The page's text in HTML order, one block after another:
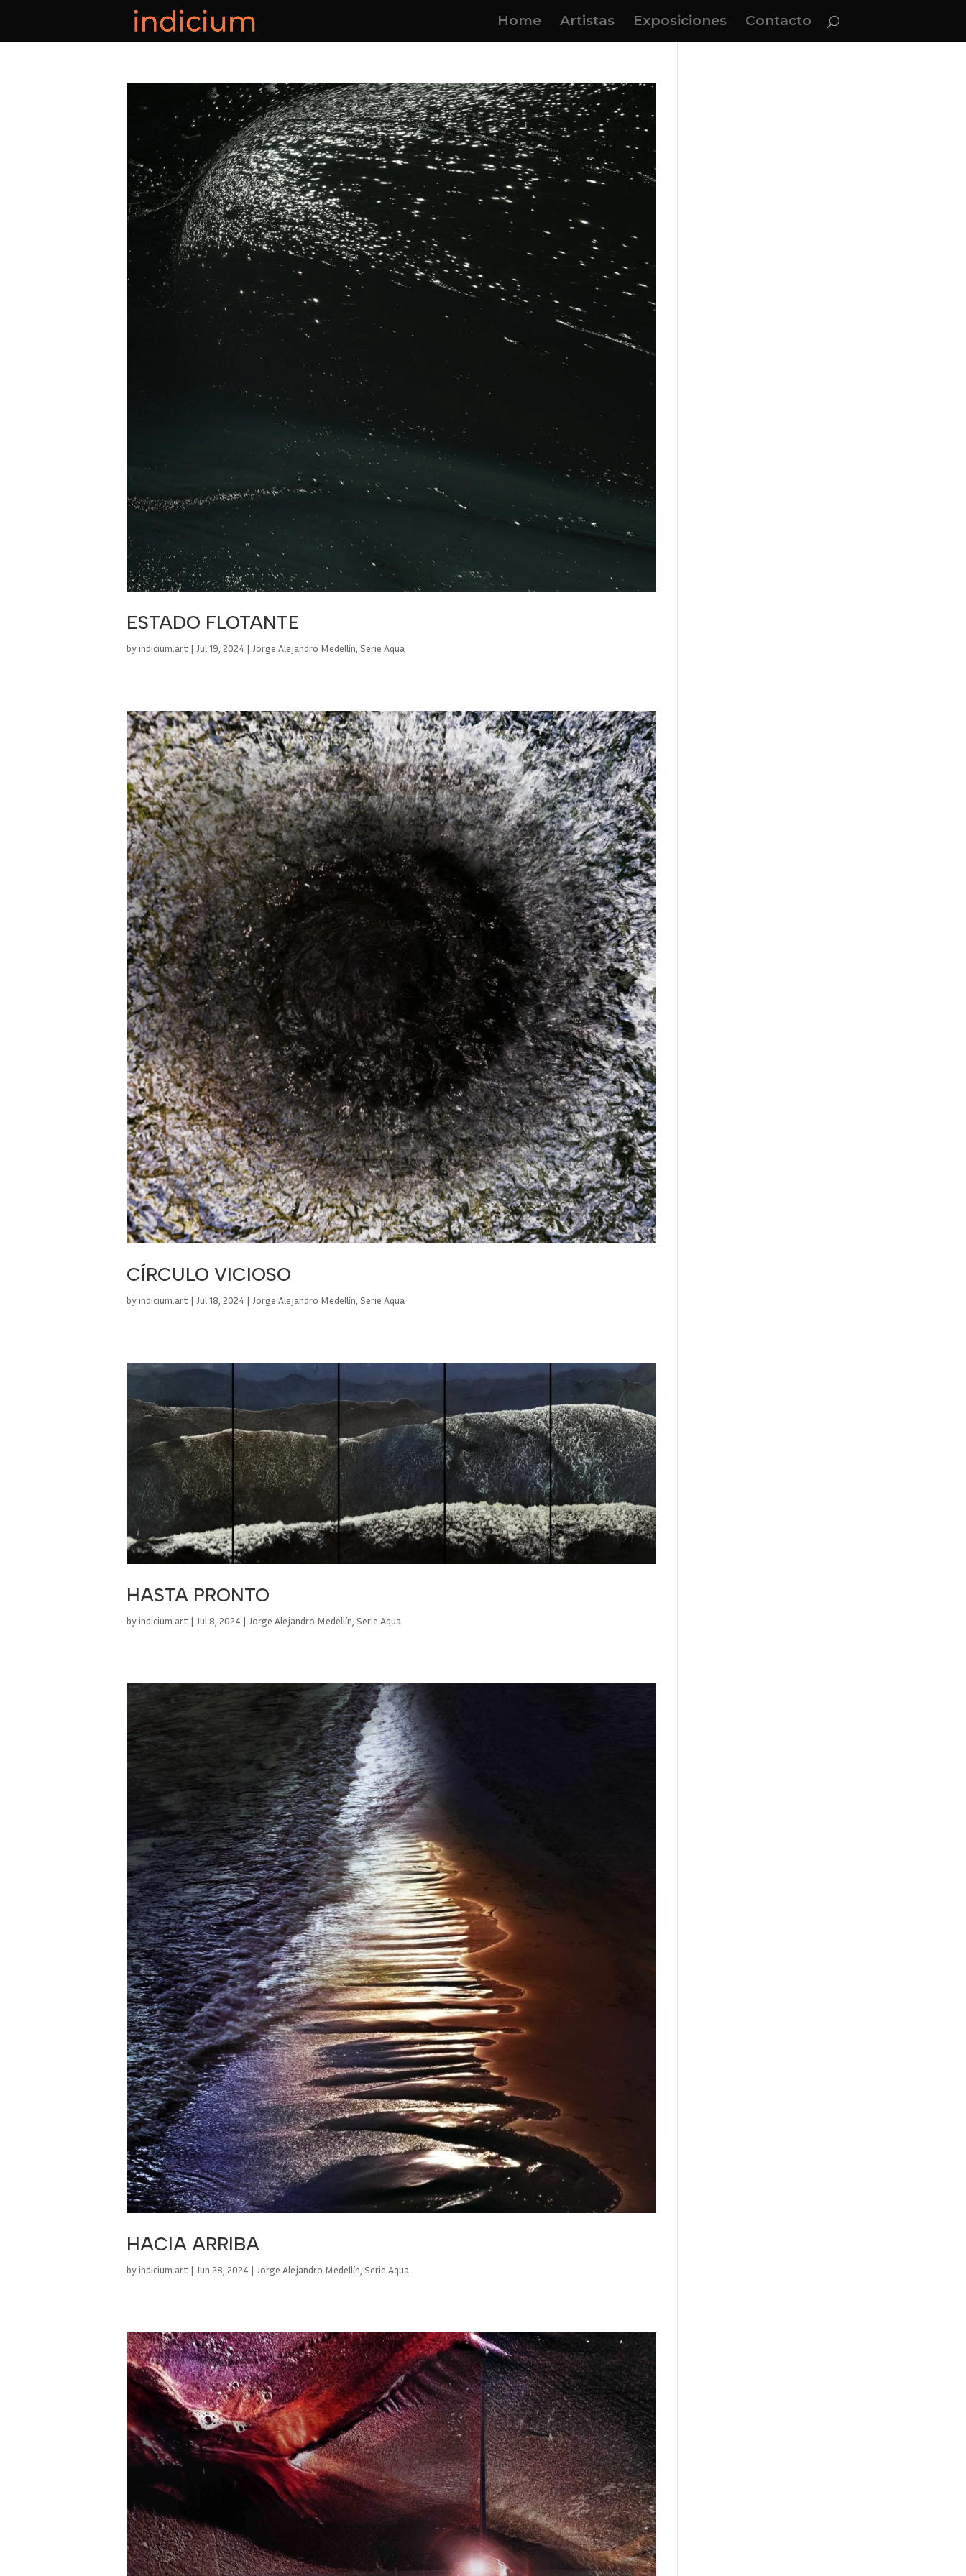
Home Artistas Exposiciones Contacto
ESTADO FLOTANTE
byindicium.art | Jul 19, 2024 | Jorge Alejandro Medellín Serie Aqua
CÍRCULO VICIOSO
byindicium.art | Jul 18, 2024 | Jorge Alejandro Medellín Serie Aqua
HASTA PRONTO
byindicium.art | Jul 8, 2024 | Jorge Alejandro Medellín Serie Aqua
HACIA ARRIBA
byindicium.art | Jun 28, 2024 | Jorge Alejandro Medellín Serie Aqua